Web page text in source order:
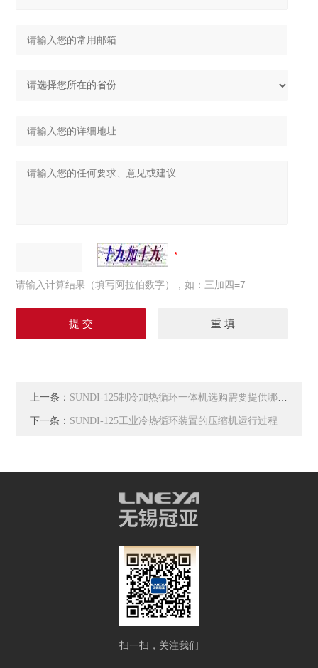
请输入计算结果（填写阿拉伯数字），如：三加四=7
上一条： SUNDI-125制冷加热循环一体机选购需要提供哪些参数?
下一条： SUNDI-125工业冷热循环装置的压缩机运行过程
扫一扫，关注我们